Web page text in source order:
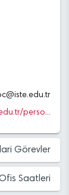
@iste.edu.tr
perso...
Görevler
Saatleri